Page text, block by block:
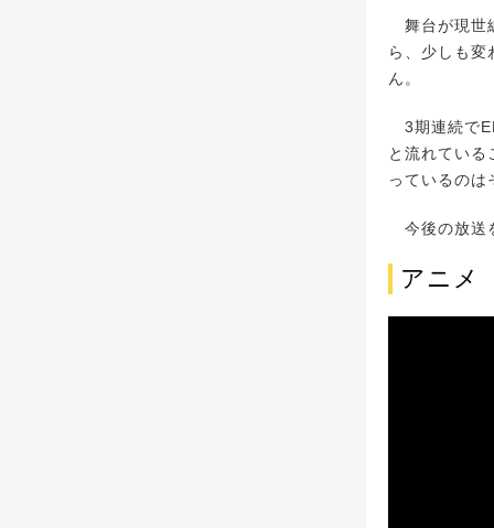
舞台が現世
ら、少しも
ん。
3期連続で
と流れてい
っているのは
今後の放送
アニメ